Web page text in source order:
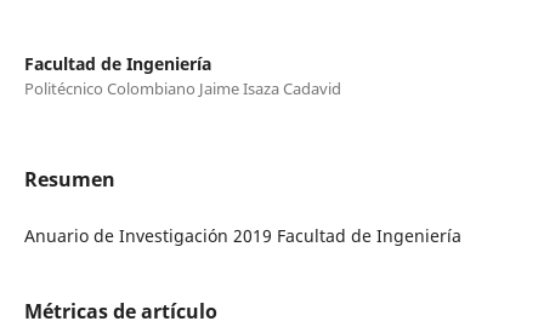
Facultad de Ingeniería
Politécnico Colombiano Jaime Isaza Cadavid
Resumen
Anuario de Investigación 2019 Facultad de Ingeniería
Métricas de artículo